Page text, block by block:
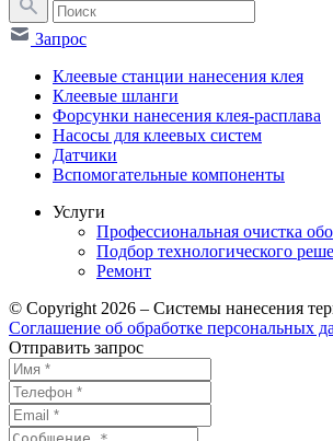
Запрос
Клеевые станции нанесения клея
Клеевые шланги
Форсунки нанесения клея-расплава
Насосы для клеевых систем
Датчики
Вспомогательные компоненты
Услуги
Профессиональная очистка
Подбор технологического
Ремонт
© Copyright 2026 – Системы нанесения
Соглашение об обработке персональных
Отправить запрос